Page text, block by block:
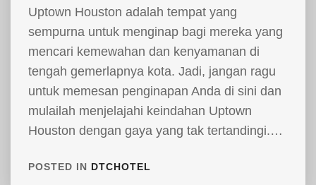
Uptown Houston adalah tempat yang
sempurna untuk menginap bagi mereka yang
mencari kemewahan dan kenyamanan di
tengah gemerlapnya kota. Jadi, jangan ragu
untuk memesan penginapan Anda di sini dan
mulailah menjelajahi keindahan Uptown
Houston dengan gaya yang tak tertandingi.…
POSTED IN DTCHOTEL